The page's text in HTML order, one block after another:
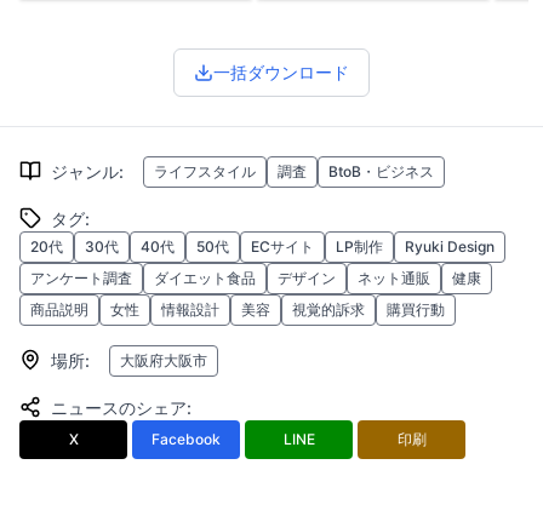
一括ダウンロード
ジャンル: ライフスタイル 調査 BtoB・ビジネス
タグ:
20代 30代 40代 50代 ECサイト LP制作
Ryuki Design
アンケート調査
ダイエット食品 デザイン ネット通販
健康
商品説明
女性 情報設計 美容 視覚的訴求 購買行動
場所: 大阪府大阪市
ニュースのシェア:
X Facebook LINE 印刷